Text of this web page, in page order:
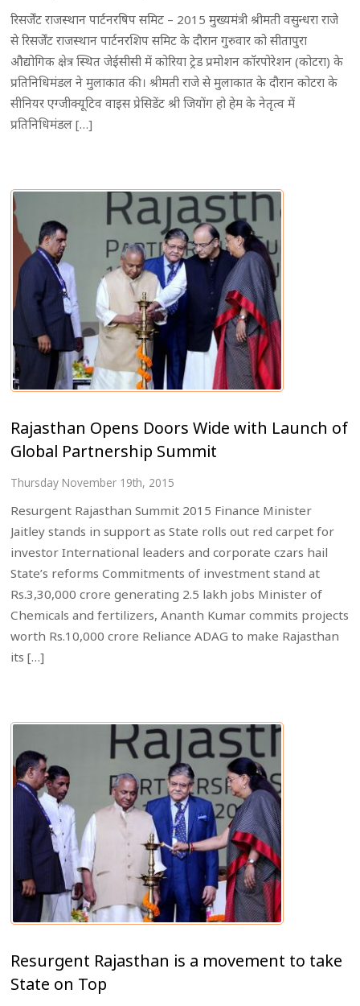
रिसर्जेंट राजस्थान पार्टनरषिप समिट – 2015 मुख्यमंत्री श्रीमती वसुन्धरा राजे
से रिसर्जेंट राजस्थान पार्टनरशिप समिट के दौरान गुरुवार को सीतापुरा
औद्योगिक क्षेत्र स्थित जेईसीसी में कोरिया ट्रेड प्रमोशन काॅरपोरेशन (कोटरा) के
प्रतिनिधिमंडल ने मुलाकात की। श्रीमती राजे से मुलाकात के दौरान कोटरा के
सीनियर एग्जीक्यूटिव वाइस प्रेसिडेंट श्री जियोंग हो हेम के नेतृत्व में
प्रतिनिधिमंडल […]
Rajasthan Opens Doors Wide with Launch of
Global Partnership Summit
Thursday November 19th, 2015
Resurgent Rajasthan Summit 2015 Finance Minister
Jaitley stands in support as State rolls out red carpet for
investor International leaders and corporate czars hail
State’s reforms Commitments of investment stand at
Rs.3,30,000 crore generating 2.5 lakh jobs Minister of
Chemicals and fertilizers, Ananth Kumar commits projects
worth Rs.10,000 crore Reliance ADAG to make Rajasthan
its […]
Resurgent Rajasthan is a movement to take
State on Top